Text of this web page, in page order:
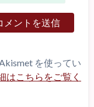
を使ってい
はこちらをご覧く